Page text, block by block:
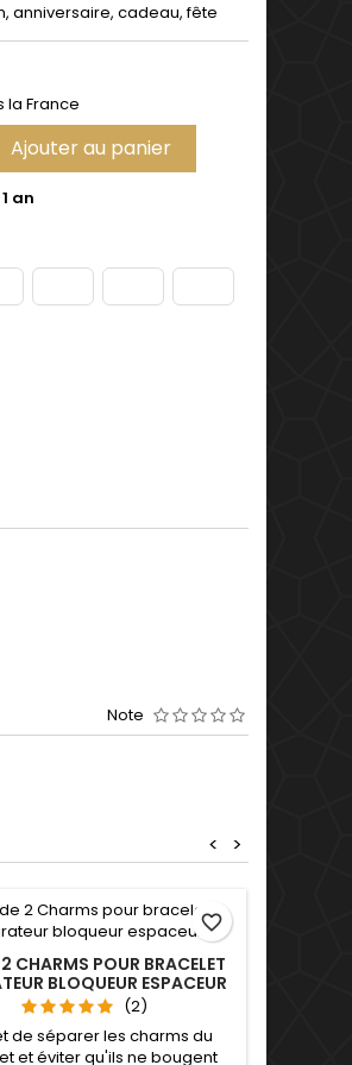
anniversaire, cadeau, fête
la France
Ajouter au panier
an
Note
>
<
CHARMS POUR BRACELET
BLOQUEUR ESPACEUR
(2)
de séparer les charms du
et éviter qu'ils ne bougent
favorite_border